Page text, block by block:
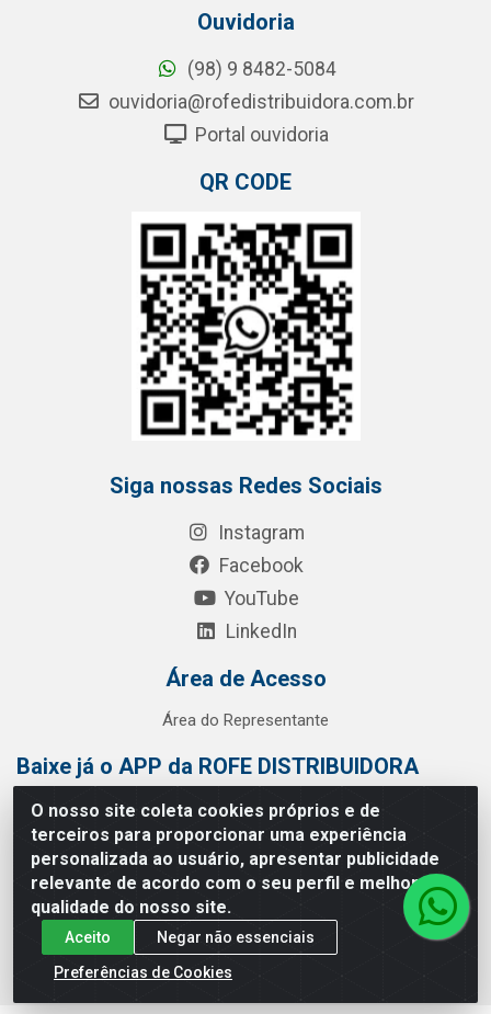
O nosso site coleta cookies próprios e de
terceiros para proporcionar uma experiência
personalizada ao usuário, apresentar publicidade
relevante de acordo com o seu perfil e melhorar a
qualidade do nosso site.
Aceito
Negar não essenciais
Preferências de Cookies
Ouvidoria
(98) 9 8482-5084
ouvidoria@rofedistribuidora.com.br
Portal ouvidoria
QR CODE
Siga nossas Redes Sociais
Instagram
Facebook
YouTube
LinkedIn
Área de Acesso
Área do Representante
Baixe já o APP da ROFE DISTRIBUIDORA